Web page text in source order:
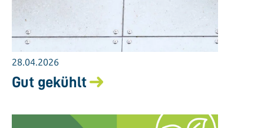
28.04.2026
Gut gekühlt